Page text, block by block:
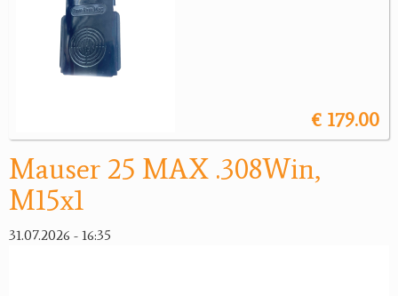
Jagdangebote
Jagdreviere
Antikes
Geschenke
Reviereinrichtungen
€ 179.00
Mauser 25 MAX .308Win,
M15x1
31.07.2026 - 16:35